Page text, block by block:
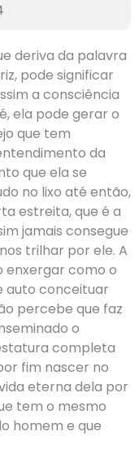
deriva da palavra
pode significar
a consciência
ela pode gerar o
que tem
da
que ela se
no lixo até então,
estreita, que é a
jamais consegue
trilhar por ele. A
enxergar como o
auto conceituar
percebe que faz
o
completa
fim nascer no
eterna dela por
tem o mesmo
homem e que